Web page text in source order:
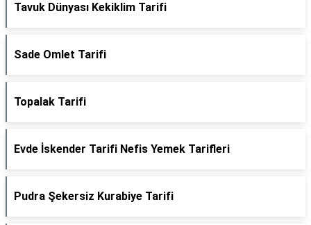
Tavuk Dünyası Kekiklim Tarifi
Sade Omlet Tarifi
Topalak Tarifi
Evde İskender Tarifi Nefis Yemek Tarifleri
Pudra Şekersiz Kurabiye Tarifi